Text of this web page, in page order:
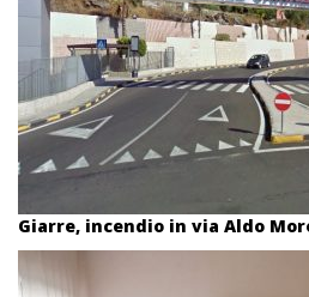
Giarre, incendio in via Aldo